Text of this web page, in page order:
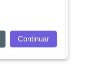
Continuar